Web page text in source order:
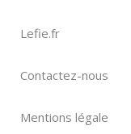
Lefie.fr
Contactez-nous
Mentions légale